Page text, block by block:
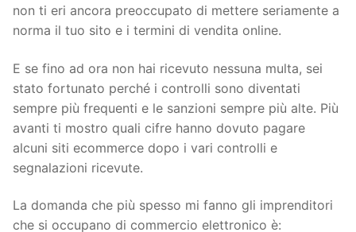
non ti eri ancora preoccupato di mettere seriamente a
norma il tuo sito e i termini di vendita online.
E se fino ad ora non hai ricevuto nessuna multa, sei
stato fortunato perché i controlli sono diventati
sempre più frequenti e le sanzioni sempre più alte. Più
avanti ti mostro quali cifre hanno dovuto pagare
alcuni siti ecommerce dopo i vari controlli e
segnalazioni ricevute.
La domanda che più spesso mi fanno gli imprenditori
che si occupano di commercio elettronico è: